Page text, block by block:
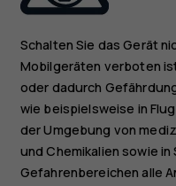
Schalten Sie das Gerät
Mobilgeräten verboten
oder dadurch
wie beispielsweise in
der Umgebung von
und Chemikalien sowie
Gefahrenbereichen alle